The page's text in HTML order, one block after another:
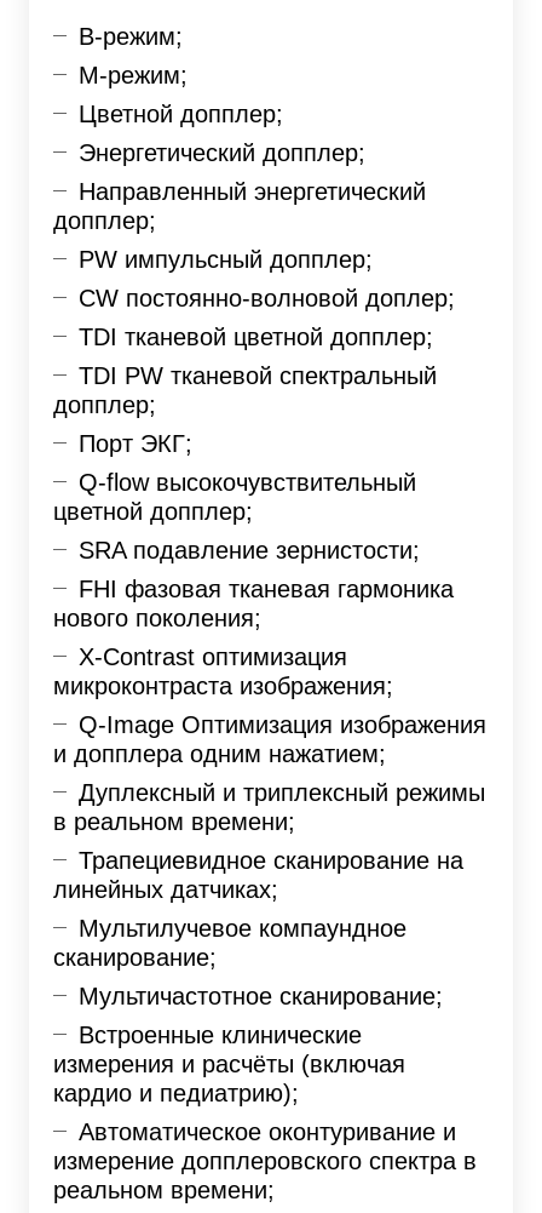
В-режим;
М-режим;
Цветной допплер;
Энергетический допплер;
Направленный энергетический
допплер;
PW импульсный допплер;
CW постоянно-волновой доплер;
TDI тканевой цветной допплер;
TDI PW тканевой спектральный
допплер;
Порт ЭКГ;
Q-flow высокочувствительный
цветной допплер;
SRA подавление зернистости;
FHI фазовая тканевая гармоника
нового поколения;
X-Contrast оптимизация
микроконтраста изображения;
Q-Image Оптимизация изображения
и допплера одним нажатием;
Дуплексный и триплексный режимы
в реальном времени;
Трапециевидное сканирование на
линейных датчиках;
Мультилучевое компаундное
сканирование;
Мультичастотное сканирование;
Встроенные клинические
измерения и расчёты (включая
кардио и педиатрию);
Автоматическое оконтуривание и
измерение допплеровского спектра в
реальном времени;